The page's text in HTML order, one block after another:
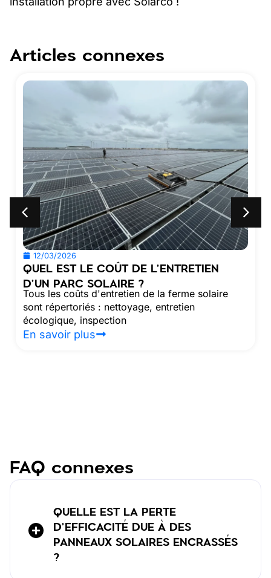
Articles connexes
12/03/2026
QUEL EST LE COÛT DE L'ENTRETIEN
D'UN PARC SOLAIRE ?
Tous les coûts d'entretien de la ferme solaire
sont répertoriés : nettoyage, entretien
écologique, inspection
En savoir plus
FAQ connexes
QUELLE EST LA PERTE
D'EFFICACITÉ DUE À DES
PANNEAUX SOLAIRES ENCRASSÉS
?